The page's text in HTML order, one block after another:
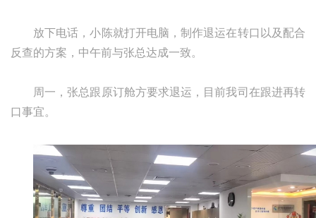
放下电话，小陈就打开电脑，制作退运在转口以及配合
反查的方案，中午前与张总达成一致。
周一，张总跟原订舱方要求退运，目前我司在跟进再转
口事宜。